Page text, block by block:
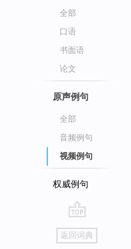
全部
口语
书面语
论文
原声例句
全部
音频例句
视频例句
权威例句
go
top
返回词典